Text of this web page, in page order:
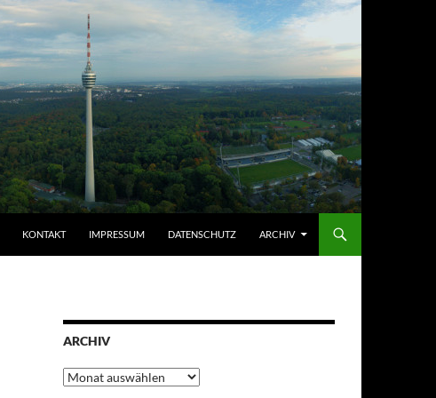
KONTAKT IMPRESSUM DATENSCHUTZ ARCHIV
ARCHIV
Archiv